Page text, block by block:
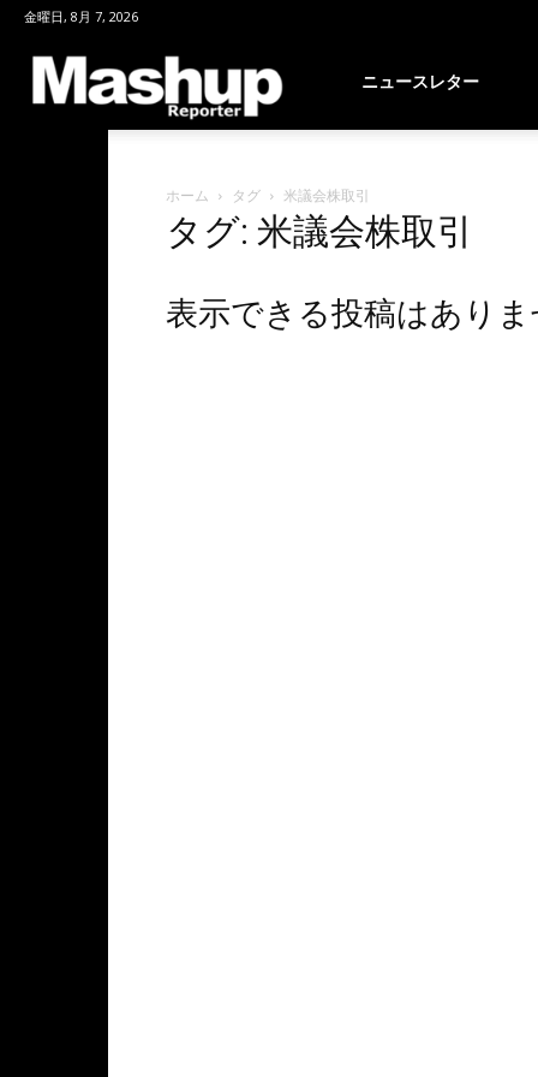
金曜日, 8月 7, 2026
ニュースレター
ホーム タグ 米議会株取引
タグ: 米議会株取引
表示できる投稿はあり